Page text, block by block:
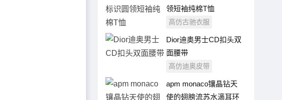
领短袖纯棉T恤
高仿古驰衣服
Dior迪奥男士CD扣头双
面腰带
高仿迪奥皮带
apm monaco镶晶钻天
使的翅膀流苏水滴耳环